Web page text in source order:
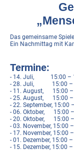
Das gemeinsame
Ein Nachmittag mit
Termine:
- 14. Juli, 15:00 –
- 28. Juli, 15:00 –
- 11. August, 15:00 –
- 25. August, 15:00 –
- 22. September, 15:00
- 06. Oktober, 15:00
- 20. Oktober, 15:00
- 03. November, 15:00
- 17. November, 15:00
- 01. Dezember, 15:00
- 15. Dezember, 15:00